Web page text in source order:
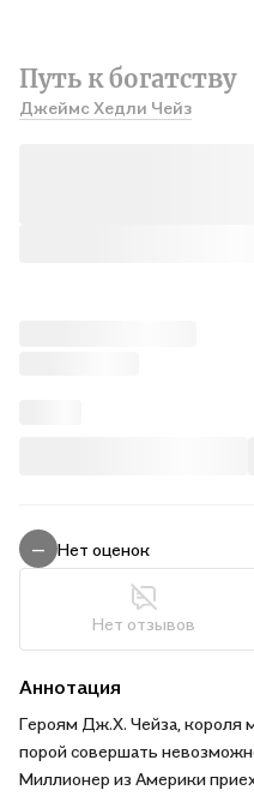
Путь к богатству
Джеймс Хедли Чейз
— Нет оценок
Нет отзывов
Аннотация
Героям Дж.Х. Чейза, короля
порой совершать
Миллионер из Америки